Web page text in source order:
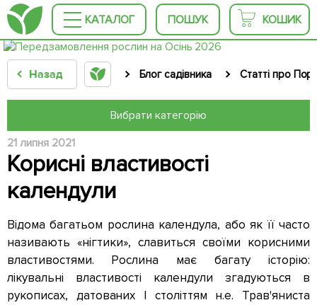
КАТАЛОГ ПОШУК КОШИК
Назад Блог садівника Статті про
Вибрати категорію
21 липня 2021
Корисні властивості
календули
Відома багатьом рослина календула, або як її часто
називають «нігтики», славиться своїми корисними
властивостями. Рослина має багату історію:
лікувальні властивості календули згадуються в
рукописах, датованих I століттям н.е. Трав'яниста